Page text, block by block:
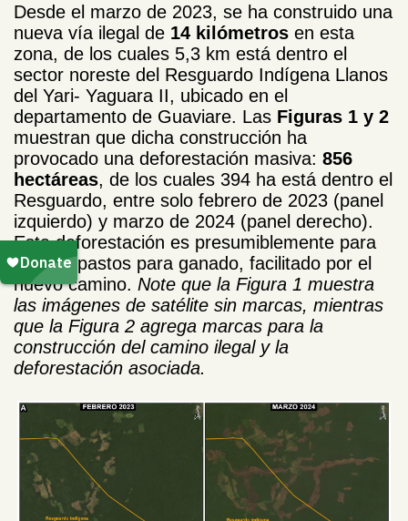
Desde el marzo de 2023, se ha construido una
nueva vía ilegal de 14 kilómetros en esta
zona, de los cuales 5,3 km está dentro el
sector noreste del Resguardo Indígena Llanos
del Yari- Yaguara II, ubicado en el
departamento de Guaviare. Las Figuras 1 y 2
muestran que dicha construcción ha
provocado una deforestación masiva: 856
hectáreas, de los cuales 394 ha está dentro el
Resguardo, entre solo febrero de 2023 (panel
izquierdo) y marzo de 2024 (panel derecho).
Esta deforestación es presumiblemente para
nuevos pastos para ganado, facilitado por el
nuevo camino. Note que la Figura 1 muestra
las imágenes de satélite sin marcas, mientras
que la Figura 2 agrega marcas para la
construcción del camino ilegal y la
deforestación asociada.